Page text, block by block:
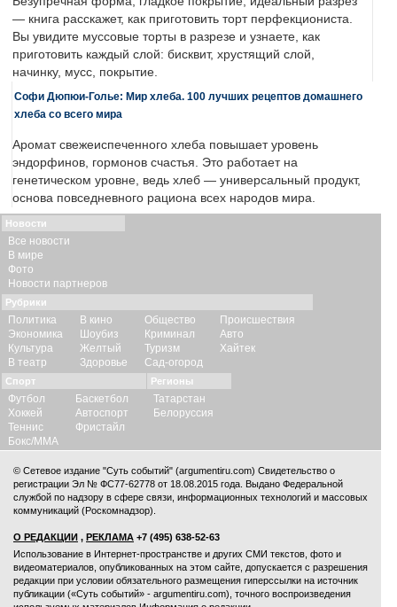
— книга расскажет, как приготовить торт перфекциониста.
Вы увидите муссовые торты в разрезе и узнаете, как
приготовить каждый слой: бисквит, хрустящий слой,
начинку, мусс, покрытие.
Софи Дюпюи-Голье: Мир хлеба. 100 лучших рецептов домашнего
хлеба со всего мира
Аромат свежеиспеченного хлеба повышает уровень
эндорфинов, гормонов счастья. Это работает на
генетическом уровне, ведь хлеб — универсальный продукт,
основа повседневного рациона всех народов мира.
Новости
Все новости
В мире
Фото
Новости партнеров
Рубрики
Политика
Экономика
Культура
В театр
В кино
Шоубиз
Желтый
Здоровье
Общество
Криминал
Туризм
Сад-огород
Происшествия
Авто
Хайтек
Спорт
Футбол
Хоккей
Теннис
Бокс/ММА
Баскетбол
Автоспорт
Фристайл
Регионы
Татарстан
Белоруссия
© Сетевое издание "Суть событий" (argumentiru.com) Свидетельство о
регистрации Эл № ФС77-62778 от 18.08.2015 года. Выдано Федеральной
службой по надзору в сфере связи, информационных технологий и массовых
коммуникаций (Роскомнадзор).
О РЕДАКЦИИ , РЕКЛАМА +7 (495) 638-52-63
Использование в Интернет-пространстве и других СМИ текстов, фото и
видеоматериалов, опубликованных на этом сайте, допускается с разрешения
редакции при условии обязательного размещения гиперссылки на источник
публикации («Суть событий» - argumentiru.com), точного воспроизведения